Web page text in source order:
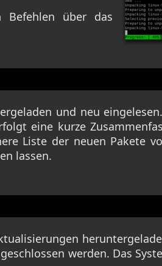
Befehlen über das
und neu
eine kurze
Liste der neuen Pakete
lassen.
werden. Das